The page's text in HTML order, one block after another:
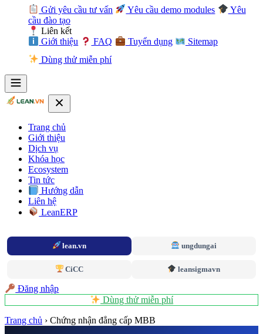
Gửi yêu cầu tư vấn
Yêu cầu demo modules
Yêu
cầu đào tạo
Liên kết
Giới thiệu
FAQ Tuyển dụng
Sitemap
Dùng thử miễn phí
Trang chủ
Giới thiệu
Dịch vụ
Khóa học
Ecosystem
Tin tức
Hướng dẫn
Liên hệ
LeanERP
lean.vn ungdungai
CiCC leansigmavn
Đăng nhập
Dùng thử miễn phí
Trang chủ › Chứng nhận đẳng cấp MBB